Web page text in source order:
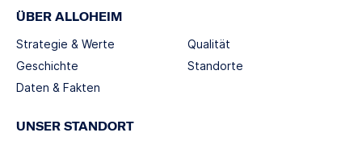
ÜBER ALLOHEIM
Strategie & Werte
Geschichte
Daten & Fakten
Qualität
Standorte
UNSER STANDORT